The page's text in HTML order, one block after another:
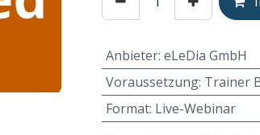
Anbieter: eLeDia GmbH
Voraussetzung: Trainer
Format: Live-Webinar